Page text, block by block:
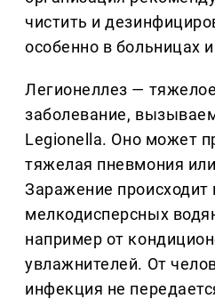
чистить и
особенно в больницах
Легионеллез —
заболевание,
Legionella. Оно может
тяжелая пневмония
Заражение происходит
мелкодисперсных
например от
увлажнителей. От
инфекция не